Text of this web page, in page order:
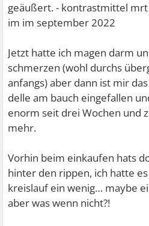
geäußert. - kontrastmittel
im im september 2022
Jetzt hatte ich magen darm
schmerzen (wohl durchs
anfangs) aber dann ist mir
delle am bauch eingefallen
enorm seit drei Wochen und
mehr.
Vorhin beim einkaufen hats
hinter den rippen, ich hatte
kreislauf ein wenig… maybe
aber was wenn nicht?!